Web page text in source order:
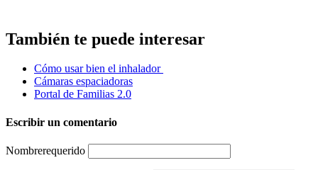
También te puede interesar
Cómo usar bien el inhalador
Cámaras espaciadoras
Portal de Familias 2.0
Escribir un comentario
Nombrerequerido